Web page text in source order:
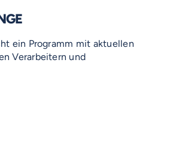
ein Programm mit aktuellen
Verarbeitern und